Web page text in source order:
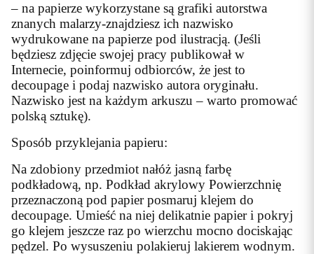
– na papierze wykorzystane są grafiki autorstwa
znanych malarzy-znajdziesz ich nazwisko
wydrukowane na papierze pod ilustracją. (Jeśli
będziesz zdjęcie swojej pracy publikował w
Internecie, poinformuj odbiorców, że jest to
decoupage i podaj nazwisko autora oryginału.
Nazwisko jest na każdym arkuszu – warto promować
polską sztukę).
Sposób przyklejania papieru:
Na zdobiony przedmiot nałóż jasną farbę
podkładową, np. Podkład akrylowy Powierzchnię
przeznaczoną pod papier posmaruj klejem do
decoupage. Umieść na niej delikatnie papier i pokryj
go klejem jeszcze raz po wierzchu mocno dociskając
pędzel. Po wysuszeniu polakieruj lakierem wodnym.